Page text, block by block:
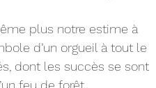
plus notre estime à
d’un orgueil à tout le
dont les succès se sont
feu de forêt.